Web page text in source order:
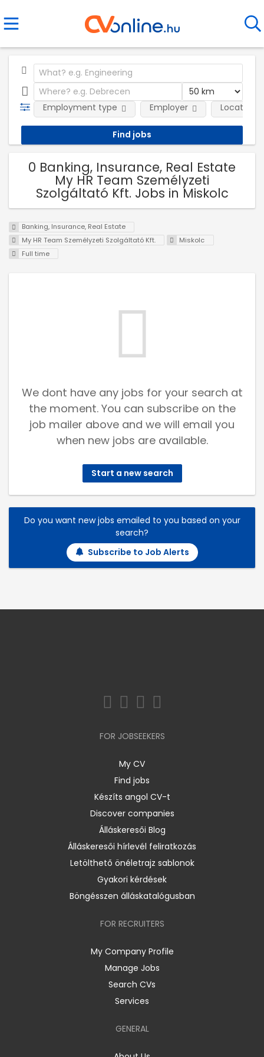
Employment type Employer Location
0 Banking, Insurance, Real Estate
My HR Team Személyzeti
Szolgáltató Kft. Jobs in Miskolc
Banking, Insurance, Real Estate
My HR Team Személyzeti Szolgáltató Kft.
Miskolc
Full time
We dont have any jobs for your search at
the moment. You can subscribe on the
job mailer above and we will email you
when new jobs are available.
Start a new search
Do you want new jobs emailed to you based on your
search?
Subscribe to Job Alerts
FOR JOBSEEKERS
My CV
Find jobs
Készíts angol CV-t
Discover companies
Álláskeresői Blog
Álláskeresői hírlevél feliratkozás
Letölthető önéletrajz sablonok
Gyakori kérdések
Böngésszen álláskatalógusban
FOR RECRUITERS
My Company Profile
Manage Jobs
Search CVs
Services
GENERAL